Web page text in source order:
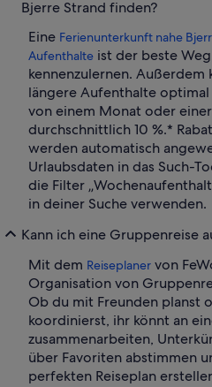
Bjerre Strand finden?
Eine Ferienunterkunft nahe
Aufenthalte ist der beste
kennenzulernen.
längere Aufenthalte
von einem Monat oder
durchschnittlich 10 %.*
werden automatisch
Urlaubsdaten in das Such-
die Filter
in deiner Suche verwenden.
Kann ich eine Gruppenreise
Mit dem Reiseplaner von
Organisation von
Ob du mit Freunden planst
koordinierst, ihr könnt an
zusammenarbeiten,
über Favoriten abstimmen
perfekten Reiseplan